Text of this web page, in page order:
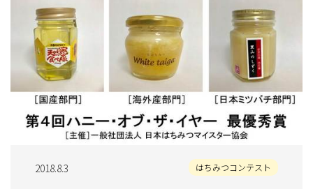
2018.8.3 はちみつコンテスト